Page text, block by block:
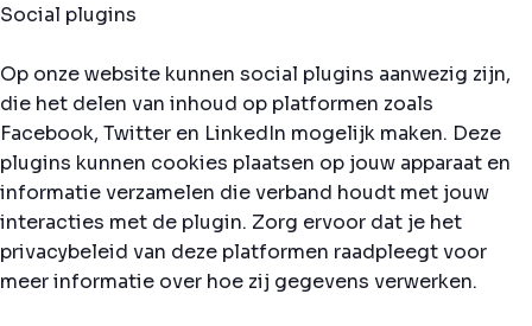
Social plugins
Op onze website kunnen social plugins aanwezig zijn,
die het delen van inhoud op platformen zoals
Facebook, Twitter en LinkedIn mogelijk maken. Deze
plugins kunnen cookies plaatsen op jouw apparaat en
informatie verzamelen die verband houdt met jouw
interacties met de plugin. Zorg ervoor dat je het
privacybeleid van deze platformen raadpleegt voor
meer informatie over hoe zij gegevens verwerken.